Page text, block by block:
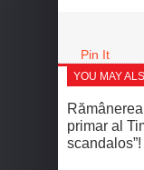
Pin It
YOU MAY
primar al
scandalos”!